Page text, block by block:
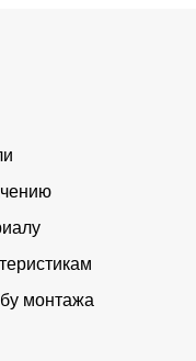
монтажа